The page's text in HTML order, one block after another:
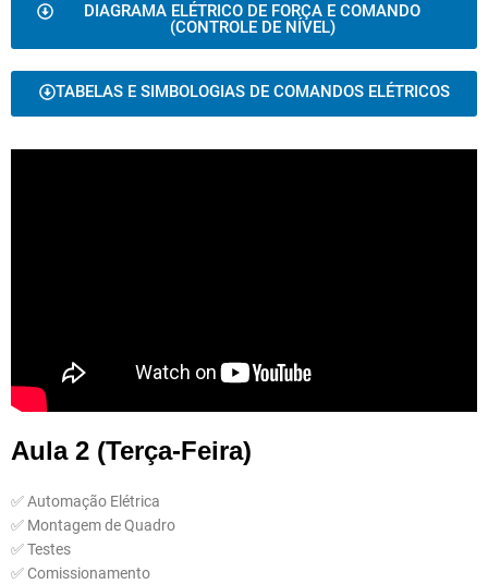
DIAGRAMA ELÉTRICO DE FORÇA E COMANDO
(CONTROLE DE NÍVEL)
TABELAS E SIMBOLOGIAS DE COMANDOS ELÉTRICOS
Aula 2 (Terça-Feira)
✅ Automação Elétrica
✅ Montagem de Quadro
✅ Testes
✅ Comissionamento